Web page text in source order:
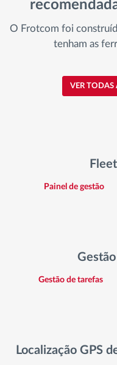
O Frotcom foi
tenham as
VER TODAS
Painel de gestão
Gestão de tarefas
Localização GPS